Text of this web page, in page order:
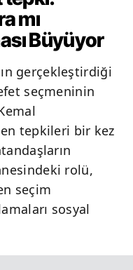
mı
Büyüyor
gerçekleştirdiği
seçmeninin
tepkileri bir kez
rolü,
seçim
sosyal